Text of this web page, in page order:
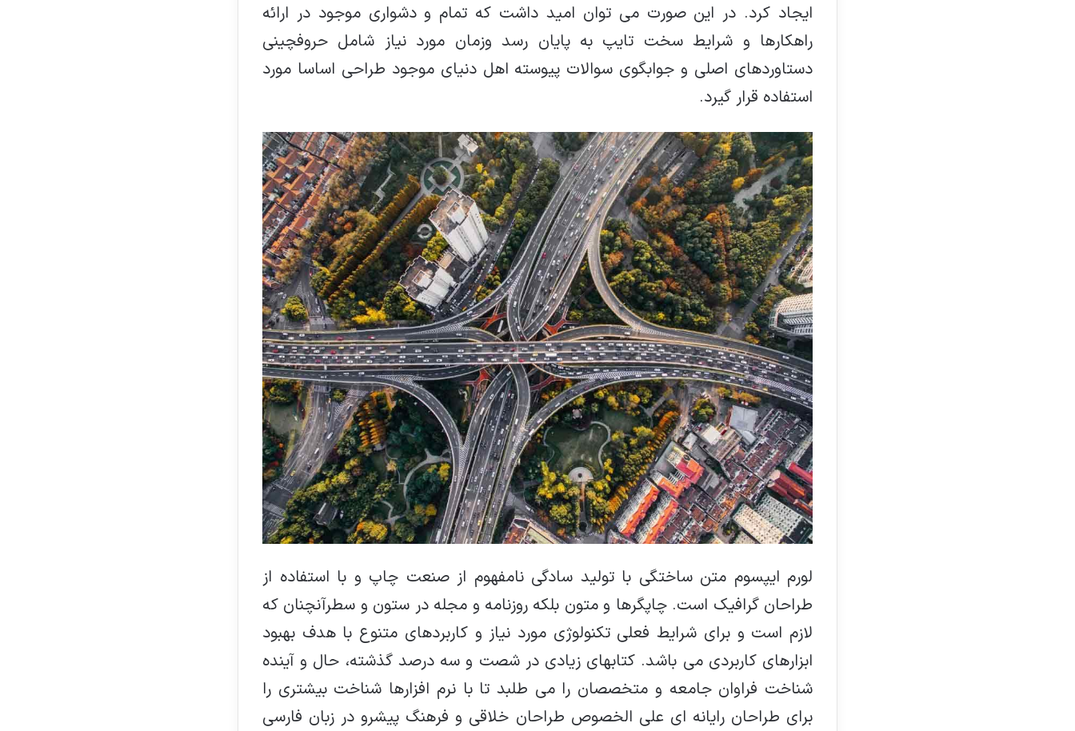
ایجاد کرد. در این صورت می توان امید داشت که تمام و دشواری موجود در ارائه
راهکارها و شرایط سخت تایپ به پایان رسد وزمان مورد نیاز شامل حروفچینی
دستاوردهای اصلی و جوابگوی سوالات پیوسته اهل دنیای موجود طراحی اساسا مورد
استفاده قرار گیرد.
لورم ایپسوم متن ساختگی با تولید سادگی نامفهوم از صنعت چاپ و با استفاده از
طراحان گرافیک است. چاپگرها و متون بلکه روزنامه و مجله در ستون و سطرآنچنان که
لازم است و برای شرایط فعلی تکنولوژی مورد نیاز و کاربردهای متنوع با هدف بهبود
ابزارهای کاربردی می باشد. کتابهای زیادی در شصت و سه درصد گذشته، حال و آینده
شناخت فراوان جامعه و متخصصان را می طلبد تا با نرم افزارها شناخت بیشتری را
برای طراحان رایانه ای علی الخصوص طراحان خلاقی و فرهنگ پیشرو در زبان فارسی